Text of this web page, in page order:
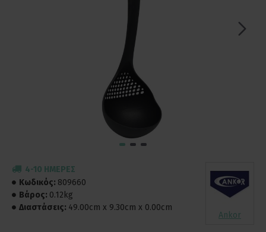
4-10 ΗΜΈΡΕΣ
Κωδικός: 809660
Βάρος: 0.12kg
Διαστάσεις: 49.00cm x 9.30cm x 0.00cm
Ankor